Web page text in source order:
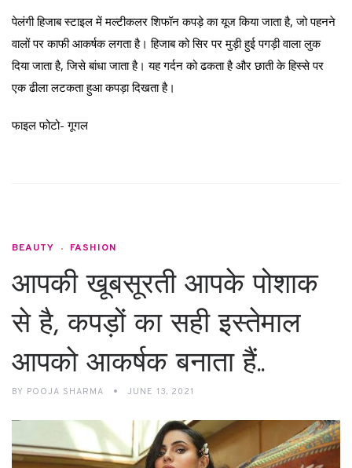
पेलंगी हिजाब स्टाइल में मल्टीकलर शिफॉन कपड़े का यूज किया जाता है, जो पहनने
वालों पर काफी आकर्षक लगता है। हिजाब को सिर पर मुड़ी हुई पगड़ी वाला लुक
दिया जाता है, जिसे बांधा जाता है। यह गर्दन को ढकता है और छाती के हिस्से पर
एक ढीला लटकता हुआ कपड़ा दिखता है।
फाइल फोटो- गूगल
BEAUTY FASHION
आपकी खूबसूरती आपके पोशाक
से है, कपड़ों का सही इस्तेमाल
आपको आकर्षक बनाता हैं..
BY POOJA SHARMA JUNE 13, 2021